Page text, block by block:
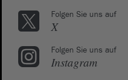
Folgen Sie uns auf
X
Folgen Sie uns auf
Instagram